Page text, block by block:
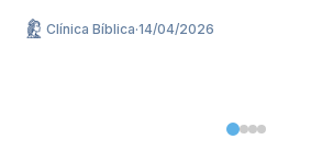
Clínica Bíblica·14/04/2026